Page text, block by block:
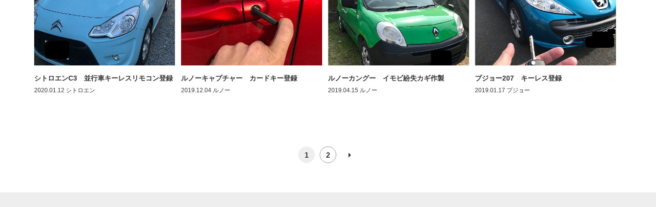
シトロエンC3 並行車キーレスリモコン登録
2020.01.12 シトロエン
ルノーキャプチャー カードキー登録
2019.12.04 ルノー
ルノーカングー イモビ紛失カギ作製
2019.04.15 ルノー
プジョー207 キーレス登録
2019.01.17 プジョー
1 2